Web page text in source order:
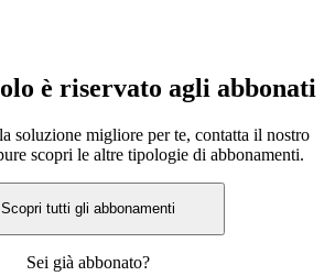
è riservato agli abbonati
soluzione migliore per te, contatta il nostro
scopri le altre tipologie di abbonamenti.
Scopri tutti gli abbonamenti
Sei già abbonato?